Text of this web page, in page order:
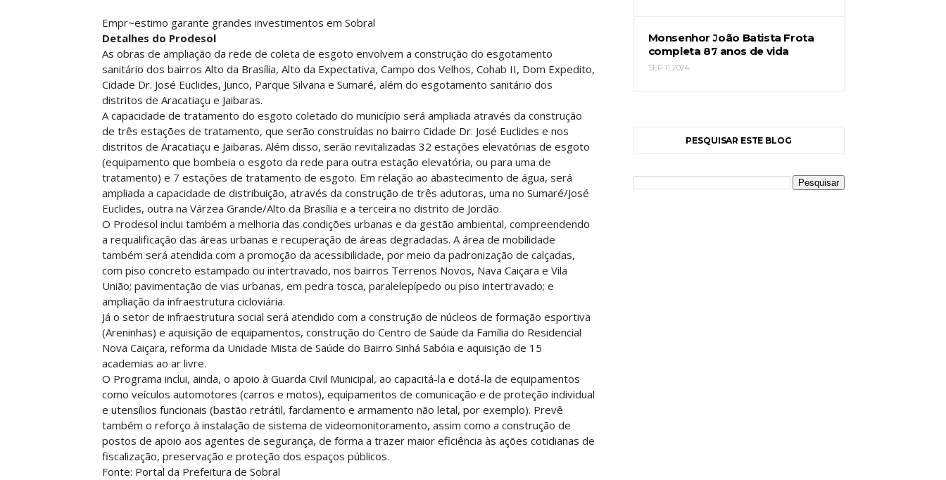
Empr~estimo garante grandes investimentos em Sobral
Detalhes do Prodesol
As obras de ampliação da rede de coleta de esgoto envolvem a construção do esgotamento
sanitário dos bairros Alto da Brasília, Alto da Expectativa, Campo dos Velhos, Cohab II, Dom Expedito,
Cidade Dr. José Euclides, Junco, Parque Silvana e Sumaré, além do esgotamento sanitário dos
distritos de Aracatiaçu e Jaibaras.
A capacidade de tratamento do esgoto coletado do município será ampliada através da construção
de três estações de tratamento, que serão construídas no bairro Cidade Dr. José Euclides e nos
distritos de Aracatiaçu e Jaibaras. Além disso, serão revitalizadas 32 estações elevatórias de esgoto
(equipamento que bombeia o esgoto da rede para outra estação elevatória, ou para uma de
tratamento) e 7 estações de tratamento de esgoto. Em relação ao abastecimento de água, será
ampliada a capacidade de distribuição, através da construção de três adutoras, uma no Sumaré/José
Euclides, outra na Várzea Grande/Alto da Brasília e a terceira no distrito de Jordão.
O Prodesol inclui também a melhoria das condições urbanas e da gestão ambiental, compreendendo
a requalificação das áreas urbanas e recuperação de áreas degradadas. A área de mobilidade
também será atendida com a promoção da acessibilidade, por meio da padronização de calçadas,
com piso concreto estampado ou intertravado, nos bairros Terrenos Novos, Nava Caiçara e Vila
União; pavimentação de vias urbanas, em pedra tosca, paralelepípedo ou piso intertravado; e
ampliação da infraestrutura cicloviária.
Já o setor de infraestrutura social será atendido com a construção de núcleos de formação esportiva
(Areninhas) e aquisição de equipamentos, construção do Centro de Saúde da Família do Residencial
Nova Caiçara, reforma da Unidade Mista de Saúde do Bairro Sinhá Sabóia e aquisição de 15
academias ao ar livre.
O Programa inclui, ainda, o apoio à Guarda Civil Municipal, ao capacitá-la e dotá-la de equipamentos
como veículos automotores (carros e motos), equipamentos de comunicação e de proteção individual
e utensílios funcionais (bastão retrátil, fardamento e armamento não letal, por exemplo). Prevê
também o reforço à instalação de sistema de videomonitoramento, assim como a construção de
postos de apoio aos agentes de segurança, de forma a trazer maior eficiência às ações cotidianas de
fiscalização, preservação e proteção dos espaços públicos.
Fonte: Portal da Prefeitura de Sobral
Monsenhor João Batista Frota
completa 87 anos de vida
SEP 11, 2024
PESQUISAR ESTE BLOG